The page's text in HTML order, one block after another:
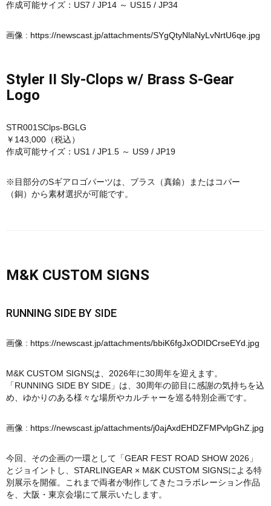
作成可能サイズ：US7 / JP14 ～ US15 / JP34
画像 : https://newscast.jp/attachments/SYgQtyNlaNyLvNrtU6qe.jpg
Styler II Sly-Clops w/ Brass S-Gear
Logo
STR001SClps-BGLG
￥143,000（税込）
作成可能サイズ：US1 / JP1.5 ～ US9 / JP19
※目部分のSギアロゴパーツは、ブラス（真鍮）またはコパー
（銅）から素材選択が可能です。
M&K CUSTOM SIGNS
RUNNING SIDE BY SIDE
画像 : https://newscast.jp/attachments/bbiK6fgJxODIDCrseEYd.jpg
M&K CUSTOM SIGNSは、2026年に30周年を迎えます。
「RUNNING SIDE BY SIDE」は、30周年の節目に感謝の気持ちを込
め、ゆかりのある様々な場所やカルチャーを巡る特別企画です。
画像 : https://newscast.jp/attachments/j0ajAxdEHDZFMPvlpGhZ.jpg
今回、その企画の一環として「GEAR FEST ROAD SHOW 2026」
とジョイントし、STARLINGEAR × M&K CUSTOM SIGNSによる特
別展示を開催。これまで両者が制作してきたコラボレーション作品
を、大阪・東京会場にて展示いたします。